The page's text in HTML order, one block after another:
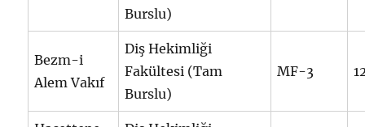
Burslu)
Bezm-i
Alem Vakıf
Diş Hekimliği
Fakültesi (Tam
Burslu)
MF-3